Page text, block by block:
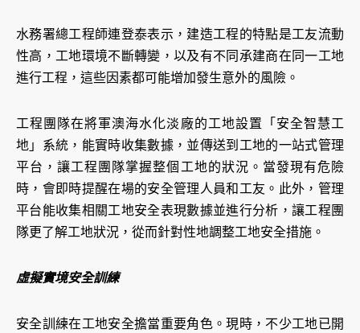
水務署總工程師連登泰表示，建造工程的特點是工友流動
性高，工地環境不斷轉變，以及有不同承建商在同一工地
進行工程，這些因素都可能增加發生意外的風險。
工程團隊在將軍澳海水化淡廠的工地設置「安全智慧工
地」系統，能實時收集數據，並傳送到工地的一站式管理
平台，讓工程團隊掌握整個工地的狀況。當發現有危險
時，會即時提醒在場的安全管理人員和工友。此外，管理
平台能收集相關工地安全表現數據並進行分析，讓工程團
隊更了解工地狀況，從而針對性地調整工地安全措施。
虛擬實境安全訓練
安全訓練在工地安全擔當重要角色。現時，不少工地已開